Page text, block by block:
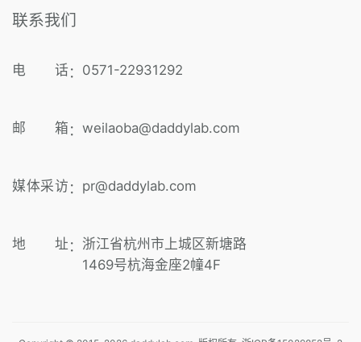
联系我们
电 话 ： 0571-22931292
邮 箱 ： weilaoba@daddylab.com
媒体采访 ： pr@daddylab.com
地 址 ： 浙江省杭州市上城区新塘路
1469号杭海金座2幢4F